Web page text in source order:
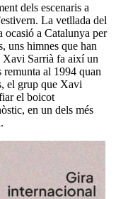
dels escenaris a
La vetllada del
ocasió a Catalunya per
uns himnes que han
Xavi Sarrià fa així un
remunta al 1994 quan
el grup que Xavi
el boicot
en un dels més